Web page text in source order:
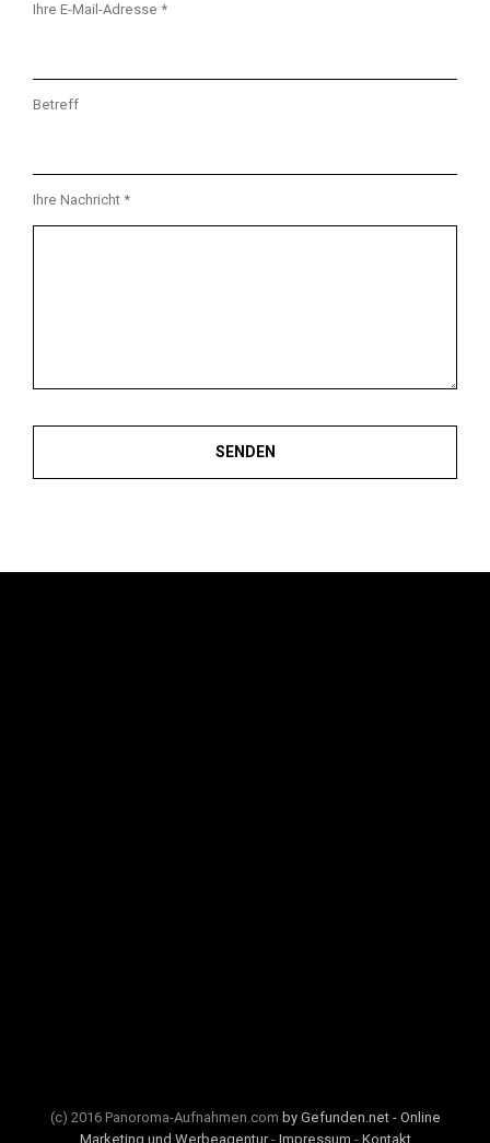
Ihre E-Mail-Adresse *
Betreff
Ihre Nachricht *
(c) 2016 Panoroma-Aufnahmen.com by Gefunden.net - Online
Marketing und Werbeagentur- Impressum - Kontakt